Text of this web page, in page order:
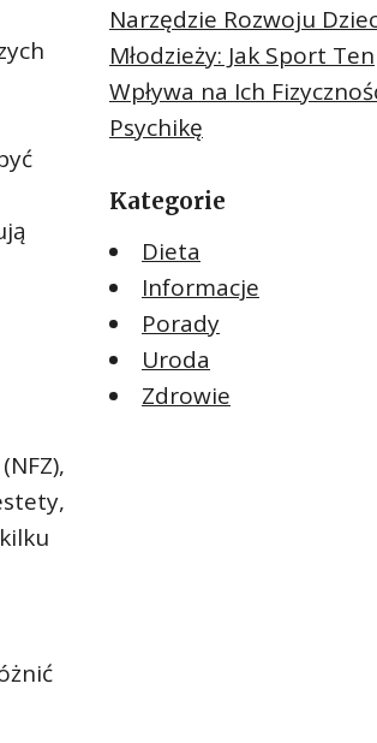
Narzędzie Rozwoju
Młodzieży: Jak Sport Ten
Wpływa na Ich
Psychikę
Kategorie
Dieta
Informacje
Porady
Uroda
Zdrowie